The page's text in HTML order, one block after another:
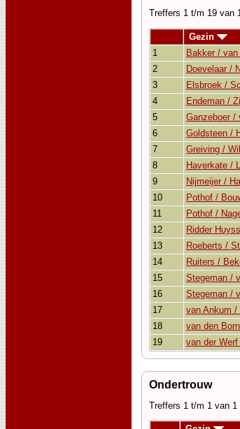
Treffers 1 t/m 19 van
Gezin
1
Bakker / van
2
Doevelaar /
3
Elsbroek /
4
Endeman /
5
Ganzeboer /
6
Goldsteen /
7
Greiving /
8
Haverkate /
9
Nijmeijer /
10
Pothof /
11
Pothof /
12
Ridder
13
Roeberts /
14
Ruiters /
15
Stegeman /
16
Stegeman /
17
van Ankum /
18
van den
19
van der
Ondertrouw
Treffers 1 t/m 1 van 1